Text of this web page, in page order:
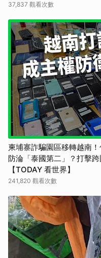
37,837 觀看次數
柬埔寨詐騙園區移轉越南
防淪「泰國第二」？打擊
【TODAY 看世界】
241,820 觀看次數